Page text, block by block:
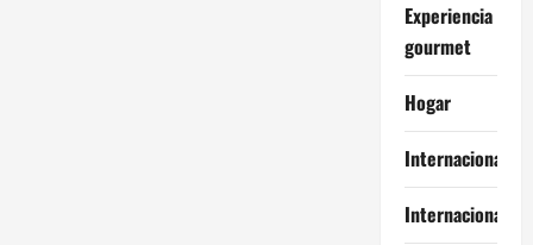
Experiencia
gourmet
Hogar
Internacional
Internacionales